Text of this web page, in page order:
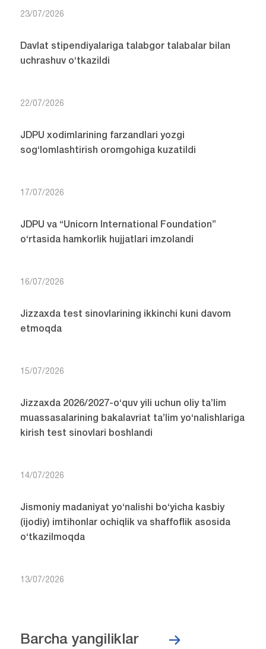
23/07/2026
Davlat stipendiyalariga talabgor talabalar bilan
uchrashuv o‘tkazildi
22/07/2026
JDPU xodimlarining farzandlari yozgi
sog‘lomlashtirish oromgohiga kuzatildi
17/07/2026
JDPU va “Unicorn International Foundation”
o‘rtasida hamkorlik hujjatlari imzolandi
16/07/2026
Jizzaxda test sinovlarining ikkinchi kuni davom
etmoqda
15/07/2026
Jizzaxda 2026/2027-o‘quv yili uchun oliy ta’lim
muassasalarining bakalavriat ta’lim yo‘nalishlariga
kirish test sinovlari boshlandi
14/07/2026
Jismoniy madaniyat yo‘nalishi bo‘yicha kasbiy
(ijodiy) imtihonlar ochiqlik va shaffoflik asosida
o‘tkazilmoqda
13/07/2026
Barcha yangiliklar